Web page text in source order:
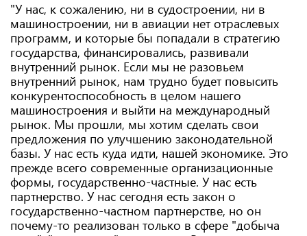
"У нас, к сожалению, ни в судостроении, ни в
машиностроении, ни в авиации нет отраслевых
программ, и которые бы попадали в стратегию
государства, финансировались, развивали
внутренний рынок. Если мы не разовьем
внутренний рынок, нам трудно будет повысить
конкурентоспособность в целом нашего
машиностроения и выйти на международный
рынок. Мы прошли, мы хотим сделать свои
предложения по улучшению законодательной
базы. У нас есть куда идти, нашей экономике. Это
прежде всего современные организационные
формы, государственно-частные. У нас есть
партнерство. У нас сегодня есть закон о
государственно-частном партнерстве, но он
почему-то реализован только в сфере "добыча